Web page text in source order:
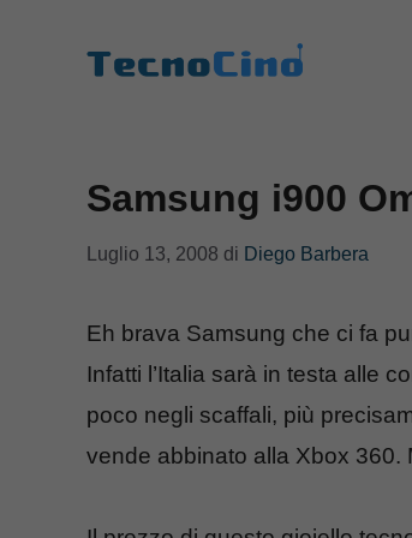
Samsung i900
Luglio 13, 2008 di Diego Barbera
Eh brava Samsung che ci fa
Infatti l’Italia sarà in testa alle
poco negli scaffali, più
vende abbinato alla Xbox